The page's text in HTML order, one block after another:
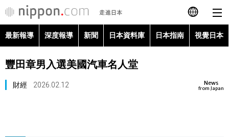
日本語
最新報導 深度報導 新聞 日本資料庫 日本指南 視覺日本
豐田章男入選美國汽車名人堂
News
from Japan
財經 2026.02.12